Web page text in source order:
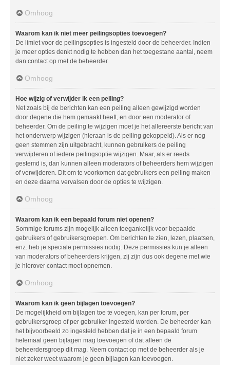
Omhoog
Waarom kan ik niet meer peilingsopties toevoegen?
De limiet voor de peilingsopties is ingesteld door de beheerder. Indien
je meer opties denkt nodig te hebben dan het toegestane aantal, neem
dan contact op met de beheerder.
Omhoog
Hoe wijzig of verwijder ik een peiling?
Net zoals bij de berichten kan een peiling alleen gewijzigd worden
door degene die hem gemaakt heeft, en door een moderator of
beheerder. Om de peiling te wijzigen moet je het allereerste bericht van
het onderwerp wijzigen (hieraan is de peiling gekoppeld). Als er nog
geen stemmen zijn uitgebracht, kunnen gebruikers de peiling
verwijderen of iedere peilingsoptie wijzigen. Maar, als er reeds
gestemd is, dan kunnen alleen moderators of beheerders hem wijzigen
of verwijderen. Dit om te voorkomen dat gebruikers een peiling maken
en deze daarna vervalsen door de opties te wijzigen.
Omhoog
Waarom kan ik een bepaald forum niet openen?
Sommige forums zijn mogelijk alleen toegankelijk voor bepaalde
gebruikers of gebruikersgroepen. Om berichten te zien, lezen, plaatsen,
enz. heb je speciale permissies nodig. Deze permissies kun je alleen
van moderators of beheerders krijgen, zij zijn dus ook degene met wie
je hierover contact moet opnemen.
Omhoog
Waarom kan ik geen bijlagen toevoegen?
De mogelijkheid om bijlagen toe te voegen, kan per forum, per
gebruikersgroep of per gebruiker ingesteld worden. De beheerder kan
het bijvoorbeeld zo ingesteld hebben dat je in een bepaald forum
helemaal geen bijlagen mag toevoegen of dat alleen de
beheerdersgroep dit mag. Neem contact op met de beheerder als je
niet zeker weet waarom je geen bijlagen kan toevoegen.